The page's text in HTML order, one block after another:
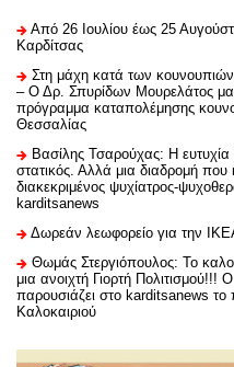
Από 26 Ιουλίου έως 25
Καρδίτσας
Στη μάχη κατά των
– Ο Δρ. Σπυρίδων Μουρελάτος
πρόγραμμα καταπολέμησης
Θεσσαλίας
Βασίλης Τσαρούχας: Η ευτυχία
στατικός. Αλλά μια διαδρομή που
διακεκριμένος ψυχίατρος-
karditsanews
Δωρεάν λεωφορείο για την
Θωμάς Στεργιόπουλος: Το
μια ανοιχτή Γιορτή Πολιτισμού!!!
παρουσιάζει στο karditsanews το
Καλοκαιριού